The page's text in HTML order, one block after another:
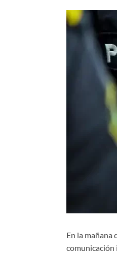
En la
comunicación